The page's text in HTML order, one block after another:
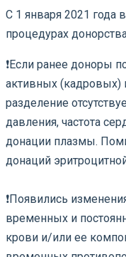
С 1 января 2021 года
процедурах
❗️Если ранее доноры
активных (кадровых)
разделение
давления, частота
донации плазмы.
донаций
❗️Появились
временных и
крови и/или ее